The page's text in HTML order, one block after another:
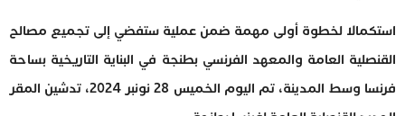
استكمالا لخطوة أولى مهمة ضمن عملية ستفضي إلى تجميع مصالح
القنصلية العامة والمعهد الفرنسي بطنجة في البناية التاريخية بساحة
فرنسا وسط المدينة، تم اليوم الخميس 28 نونبر 2024، تدشين المقر